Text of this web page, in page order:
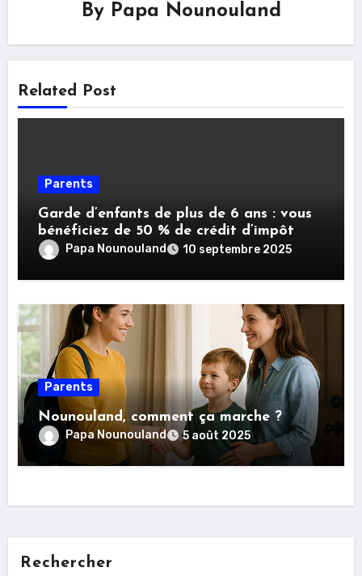
By Papa Nounouland
Related Post
Parents
Garde d’enfants de plus de 6 ans : vous
bénéficiez de 50 % de crédit d’impôt
Papa Nounouland 10 septembre 2025
Parents
Nounouland, comment ça marche ?
Papa Nounouland 5 août 2025
Rechercher